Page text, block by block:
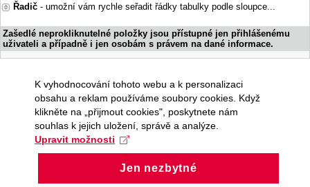
Řadič - umožní vám rychle seřadit řádky tabulky podle sloupce...
Zašedlé neprokliknutelné položky jsou přístupné jen přihlášenému
uživateli a případně i jen osobám s právem na dané informace.
K vyhodnocování tohoto webu a k personalizaci
obsahu a reklam používáme soubory cookies. Když
klikněte na „přijmout cookies", poskytnete nám
souhlas k jejich uložení, správě a analýze.
Upravit možnosti
Jen nezbytné